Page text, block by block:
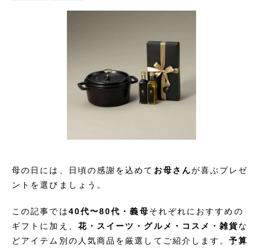
母の日には、日頃の感謝を込めて お母さんが喜ぶプレゼ
ントを選びましょう。
この記事では40代〜80代・義母それぞれにおすすめの
ギフトに加え、 花・スイーツ・グルメ・コスメ・雑貨な
どアイテム別の人気商品を厳選してご紹介します。予算